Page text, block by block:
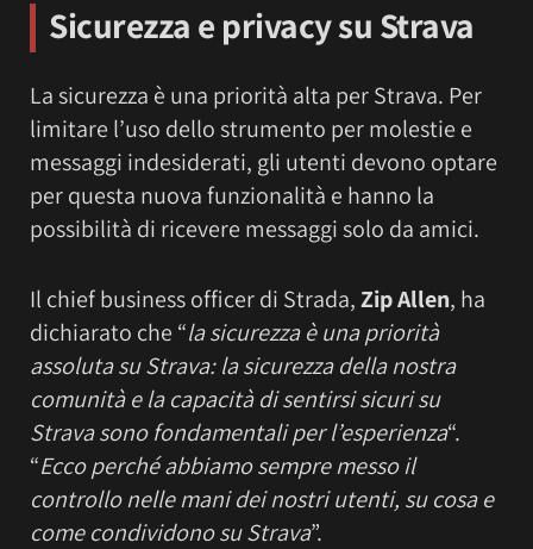
Sicurezza e privacy su Strava
La sicurezza è una priorità alta per Strava. Per
limitare l’uso dello strumento per molestie e
messaggi indesiderati, gli utenti devono optare
per questa nuova funzionalità e hanno la
possibilità di ricevere messaggi solo da amici.
Il chief business officer di Strada,Zip Allen, ha
dichiarato che “la sicurezza è una priorità
assoluta su Strava: la sicurezza della nostra
comunità e la capacità di sentirsi sicuri su
Strava sono fondamentali per l’esperienza“.
“Ecco perché abbiamo sempre messo il
controllo nelle mani dei nostri utenti, su cosa e
come condividono su Strava”.